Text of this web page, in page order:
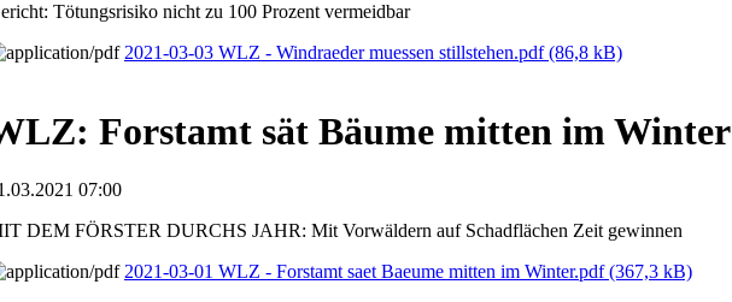
Tötungsrisiko nicht zu 100 Prozent vermeidbar
2021-03-03 WLZ - Windraeder muessen stillstehen.pdf(86,8 kB)
Forstamt sät Bäume mitten im Winter
07:00
DEM FÖRSTER DURCHS JAHR: Mit Vorwäldern auf Schadflächen Zeit gewinnen
2021-03-01 WLZ - Forstamt saet Baeume mitten im Winter.pdf(367,3 kB)